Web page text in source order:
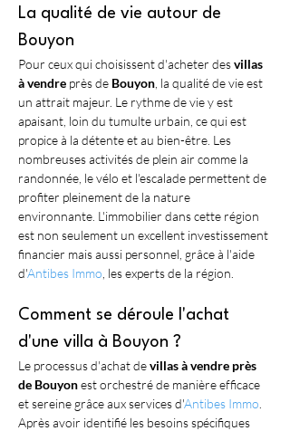
La qualité de vie autour de
Bouyon
Pour ceux qui choisissent d'acheter des villas
à vendre près de Bouyon , la qualité de vie est
un attrait majeur. Le rythme de vie y est
apaisant, loin du tumulte urbain, ce qui est
propice à la détente et au bien-être. Les
nombreuses activités de plein air comme la
randonnée, le vélo et l'escalade permettent de
profiter pleinement de la nature
environnante. L'immobilier dans cette région
est non seulement un excellent investissement
financier mais aussi personnel, grâce à l'aide
d'Antibes Immo , les experts de la région.
Comment se déroule l'achat
d'une villa à Bouyon ?
Le processus d'achat de villas à vendre près
de Bouyon est orchestré de manière efficace
et sereine grâce aux services d'Antibes Immo
Après avoir identifié les besoins spécifiques